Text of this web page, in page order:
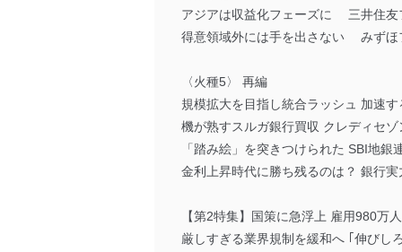
アジアは収益化フェーズに 三井住友
得意領域外には手を出さない みずほ
〈火種5〉 再編
規模拡大を目指し統合ラッシュ 加速
機が熟すスルガ銀行買収 クレディセ
「踏み絵」を突きつけられた SBI地銀
金利上昇時代に勝ち残るのは？ 銀行
【第2特集】国策に急浮上 雇用980万
厳しすぎる業界規制を緩和へ ｢伸びし